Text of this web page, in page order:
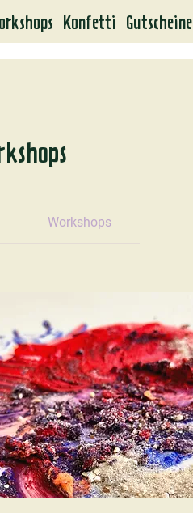
Konfetti Gutscheine
Workshops